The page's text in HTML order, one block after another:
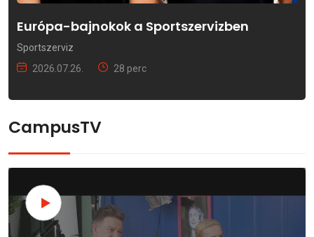
Európa-bajnokok a Sportszervizben
Sportszerviz
2026.07.26.
28 perc
CampusTV